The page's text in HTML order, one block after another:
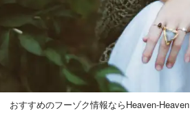
おすすめのフーゾク情報ならHeaven-Heaven